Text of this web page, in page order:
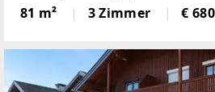
renditestarke Immobilie in
investieren möchten.Die
81 m² 3 Zimmer €